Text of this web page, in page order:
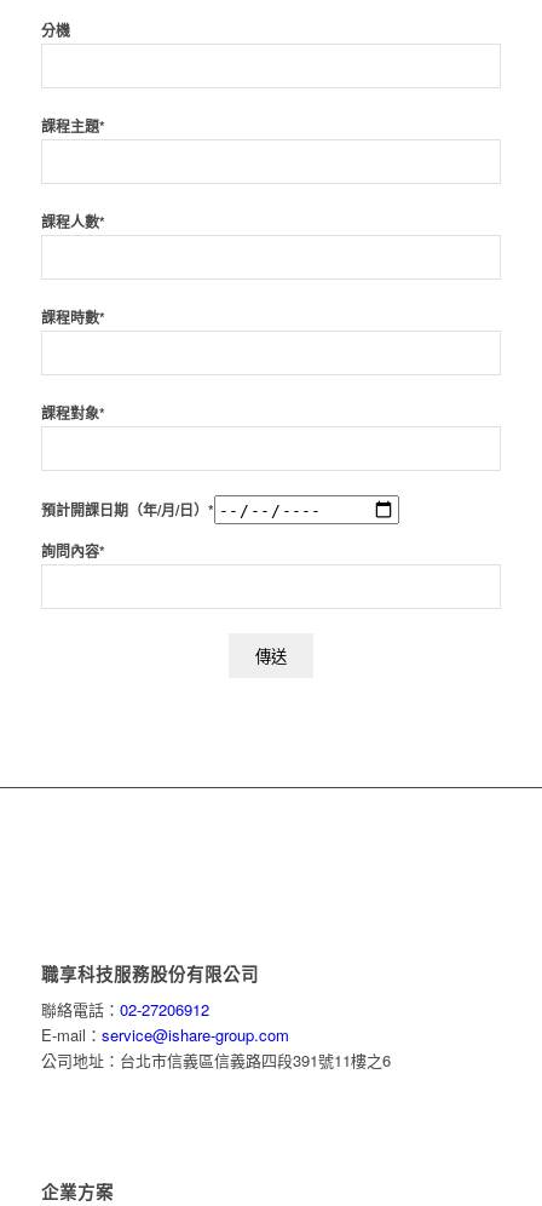
分機
課程主題*
課程人數*
課程時數*
課程對象*
預計開課日期（年/月/日）*
詢問內容*
職享科技服務股份有限公司
聯絡電話： 02-27206912
E-mail： service@ishare-group.com
公司地址：台北市信義區信義路四段391號11樓之6
企業方案